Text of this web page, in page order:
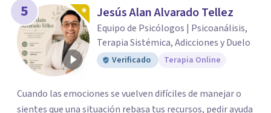
5 Jesús Alan Alvarado Tellez
Equipo de Psicólogos | Psicoanálisis,
Terapia Sistémica, Adicciones y Duelo
Verificado Terapia Online
Cuando las emociones se vuelven difíciles de manejar o
sientes que una situación rebasa tus recursos, pedir ayuda